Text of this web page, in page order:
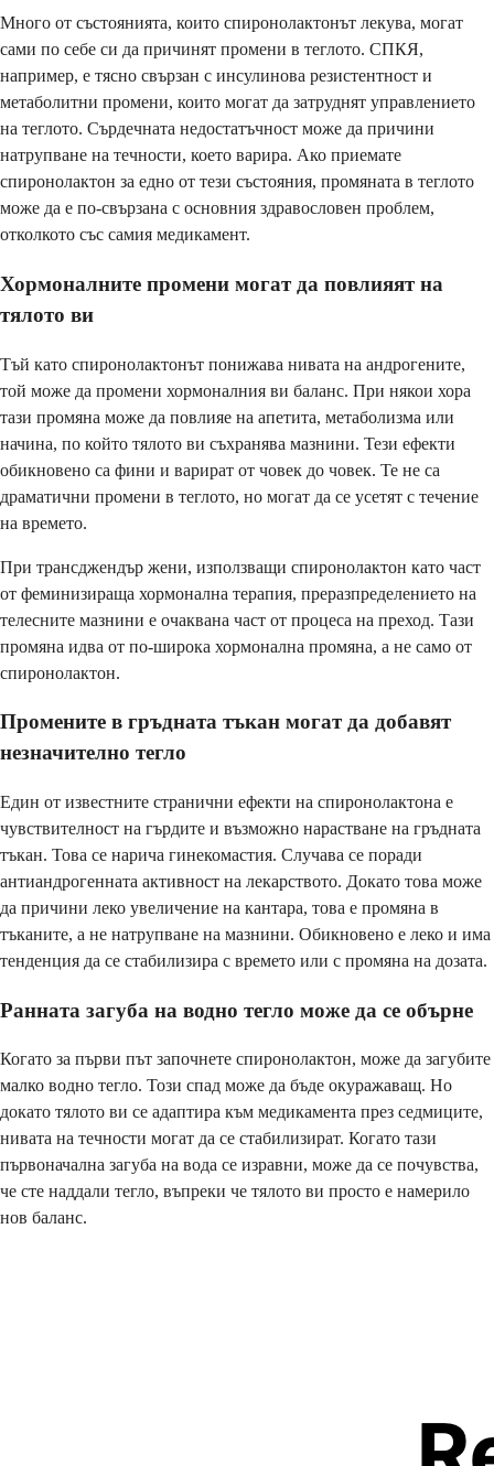
Много от състоянията, които спиронолактонът лекува, могат
сами по себе си да причинят промени в теглото. СПКЯ,
например, е тясно свързан с инсулинова резистентност и
метаболитни промени, които могат да затруднят управлението
на теглото. Сърдечната недостатъчност може да причини
натрупване на течности, което варира. Ако приемате
спиронолактон за едно от тези състояния, промяната в теглото
може да е по-свързана с основния здравословен проблем,
отколкото със самия медикамент.
Хормоналните промени могат да повлияят на
тялото ви
Тъй като спиронолактонът понижава нивата на андрогените,
той може да промени хормоналния ви баланс. При някои хора
тази промяна може да повлияе на апетита, метаболизма или
начина, по който тялото ви съхранява мазнини. Тези ефекти
обикновено са фини и варират от човек до човек. Те не са
драматични промени в теглото, но могат да се усетят с течение
на времето.
При трансджендър жени, използващи спиронолактон като част
от феминизираща хормонална терапия, преразпределението на
телесните мазнини е очаквана част от процеса на преход. Тази
промяна идва от по-широка хормонална промяна, а не само от
спиронолактон.
Промените в гръдната тъкан могат да добавят
незначително тегло
Един от известните странични ефекти на спиронолактона е
чувствителност на гърдите и възможно нарастване на гръдната
тъкан. Това се нарича гинекомастия. Случава се поради
антиандрогенната активност на лекарството. Докато това може
да причини леко увеличение на кантара, това е промяна в
тъканите, а не натрупване на мазнини. Обикновено е леко и има
тенденция да се стабилизира с времето или с промяна на дозата.
Ранната загуба на водно тегло може да се обърне
Когато за първи път започнете спиронолактон, може да загубите
малко водно тегло. Този спад може да бъде окуражаващ. Но
докато тялото ви се адаптира към медикамента през седмиците,
нивата на течности могат да се стабилизират. Когато тази
първоначална загуба на вода се изравни, може да се почувства,
че сте наддали тегло, въпреки че тялото ви просто е намерило
нов баланс.